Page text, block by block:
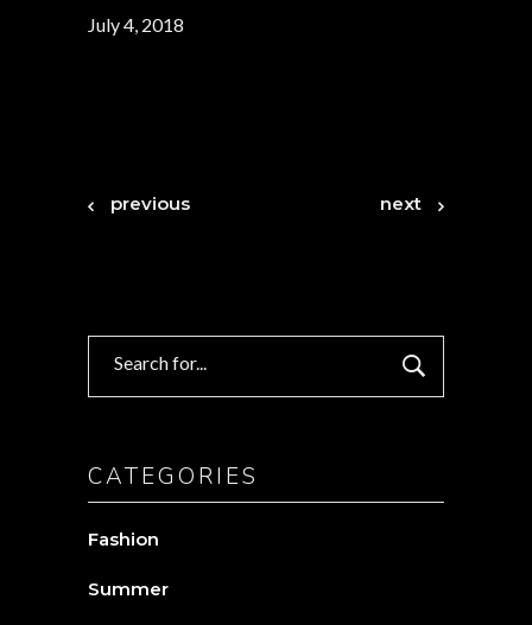
July 4, 2018
previous next
CATEGORIES
Fashion
Summer